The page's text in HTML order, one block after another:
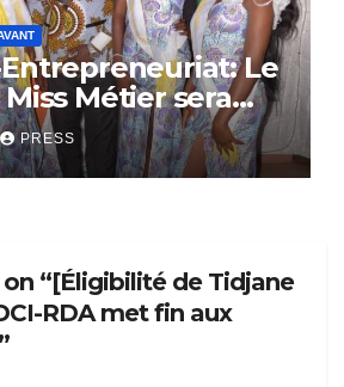
Le
Métier sera
PRESS
“[Éligibilité de Tidjane
RDA met fin aux